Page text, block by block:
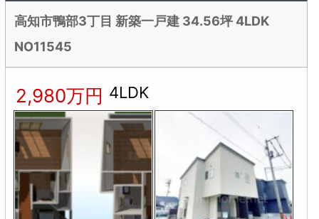
高知市鴨部3丁目 新築一戸建 34.56坪 4LDK
NO11545
2,980万円 4LDK